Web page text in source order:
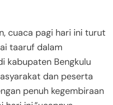
cuaca pagi hari ini turut
taaruf dalam
kabupaten Bengkulu
dan peserta
penuh kegembiraan